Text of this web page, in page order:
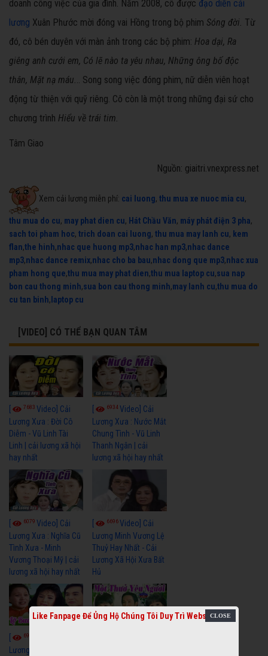
doanh công việc của gia đình. Năm 2008, cô được đạo diễn cải
lương Xuân Phước mời đóng vai Hồng trong bộ phim Sóng đời. Từ
đó, cô bén duyên với màn ảnh trong các bộ phim: Hoa dại, Ra
giêng anh cưới em, Có lẽ nào ta yêu nhau, Những ông bố độc
thân, Mặt nạ máu... Song song việc đóng phim, nữ diễn viên hoạt
động từ thiện với quỹ riêng. Cô còn là một trong những đại sứ cho
chương trình Hiểu về trái tim.
Tâm Giao
Nguồn: giaitri.vnexpress.net
Xem cải lương miễn phí: cai luong, thu mua xe nuoc mia cu,
thu mua do cu, may phat dien cu, Hát Chầu Văn, máy phát điện 3 pha,
sach toi pham hoc, trich doan cai luong, thu mua may lanh cu, kem
flan,the hinh,nhac que huong mp3,nhac han mp3,nhac dance
mp3,nhac dance remix,nhac cho ba bau,nhac dong que mp3,nhac xua
pham hong que,thu mua may phat dien,thu mua laptop cu,sua nap
bon cau thong minh,sua bon cau thong minh,may lanh cu,thu mua do
cu tan binh, laptop cu
[VIDEO] CÓ THỂ BẠN QUAN TÂM
7683 Video] Cải
Lương Xưa : Đời Cô
Diễm - Vũ Linh Tài
Linh | cải lương xã hội
hay nhất
6934Video] Cải
Lương Xưa : Nước Mắt
Chung Tình - Vũ Linh
Thanh Ngân | cải
lương xã hội hay nhất
6079 Video] Cải
Lương Xưa : Nghĩa Cũ
Tình Xưa - Minh
Vương Thoại Mỹ | cải
lương xã hội hay nhất
6696Video] Cải
Lương Minh Vương Lệ
Thuỷ Hay Nhất - Cải
Lương Xã Hội Xưa Bất
Hủ
6988
Lương Xã Hội Siêu
Like Fanpage Để Ủng Hộ Chúng Tôi Duy Trì Website